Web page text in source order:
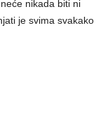
nikada biti ni
je svima svakako